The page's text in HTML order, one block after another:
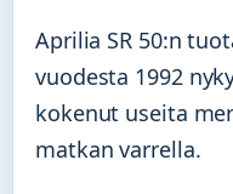
Aprilia SR 50:n
vuodesta 1992
kokenut useita
matkan varrella.